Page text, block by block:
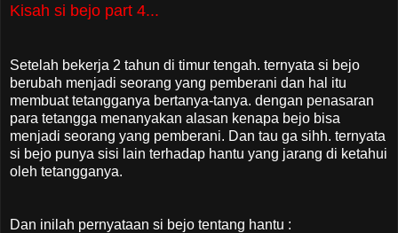
Kisah si bejo part 4...
Setelah bekerja 2 tahun di timur tengah. ternyata si bejo
berubah menjadi seorang yang pemberani dan hal itu
membuat tetangganya bertanya-tanya. dengan penasaran
para tetangga menanyakan alasan kenapa bejo bisa
menjadi seorang yang pemberani. Dan tau ga sihh. ternyata
si bejo punya sisi lain terhadap hantu yang jarang di ketahui
oleh tetangganya.
Dan inilah pernyataan si bejo tentang hantu :